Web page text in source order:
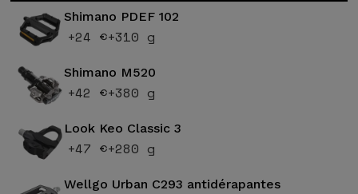
Shimano PDEF 102
+24 €+310 g
Shimano M520
+42 €+380 g
Look Keo Classic 3
+47 €+280 g
Wellgo Urban C293 antidérapantes